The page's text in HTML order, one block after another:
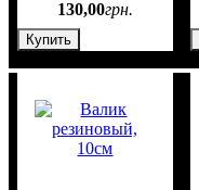
130,00грн.
Купить